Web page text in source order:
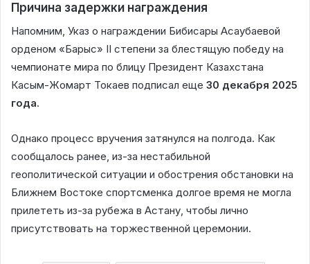
Причина задержки награждения
Напомним, Указ о награждении Бибисары Асаубаевой
орденом «Барыс» II степени за блестящую победу на
чемпионате мира по блицу Президент Казахстана
Касым-Жомарт Токаев подписал еще 30 декабря 2025
года.
Однако процесс вручения затянулся на полгода. Как
сообщалось ранее, из-за нестабильной
геополитической ситуации и обострения обстановки на
Ближнем Востоке спортсменка долгое время не могла
прилететь из-за рубежа в Астану, чтобы лично
присутствовать на торжественной церемонии.